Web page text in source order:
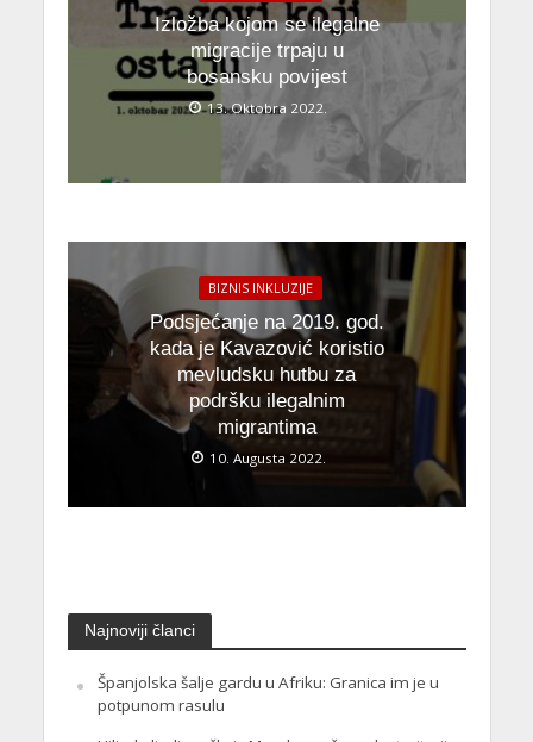
Izložba kojom se ilegalne
migracije trpaju u
bosansku povijest
13. Oktobra 2022.
BIZNIS INKLUZIJE
Podsjećanje na 2019. god.
kada je Kavazović koristio
mevludsku hutbu za
podršku ilegalnim
migrantima
10. Augusta 2022.
Najnoviji članci
Španjolska šalje gardu u Afriku: Granica im je u
potpunom rasulu